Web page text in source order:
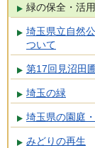
緑の保全・活
埼玉県立自然
ついて
第17回見沼田
埼玉の緑
埼玉県の園庭
みどりの再生